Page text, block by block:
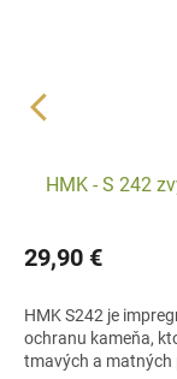
HMK - S 242
29,90 €
HMK S242 je
ochranu kameňa,
tmavých a matných